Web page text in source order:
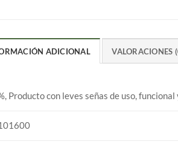
ADICIONAL VALORACIONES
Producto con leves señas de uso,